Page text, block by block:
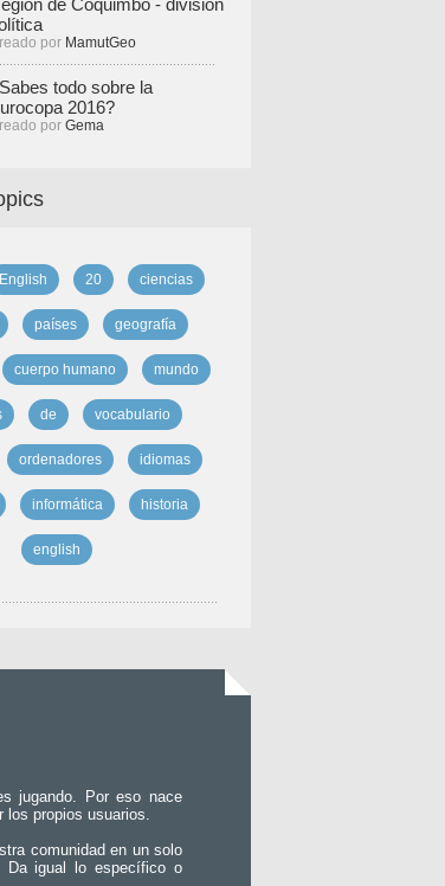
de Coquimbo - división
por MamutGeo
todo sobre la
2016?
por Gema
English 20 ciencias
países geografía
cuerpo humano mundo
de vocabulario
ordenadores idiomas
informática historia
english
jugando. Por eso nace
los propios usuarios.
comunidad en un solo
Da igual lo específico o